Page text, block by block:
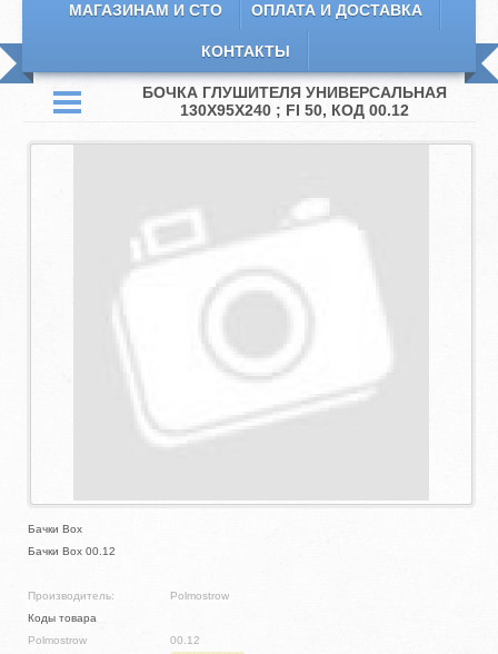
МАГАЗИНАМ И СТО ОПЛАТА И ДОСТАВКА
КОНТАКТЫ
БОЧКА ГЛУШИТЕЛЯ УНИВЕРСАЛЬНАЯ
130X95X240 ; FI 50, КОД 00.12
Бачки Box
Бачки Box 00.12
Производитель:
Polmostrow
Коды товара
Polmostrow
00.12